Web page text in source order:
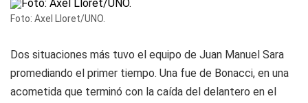
Foto: Axel Lloret/UNO.
Dos situaciones más tuvo el equipo de Juan Manuel Sara
promediando el primer tiempo. Una fue de Bonacci, en una
acometida que terminó con la caída del delantero en el